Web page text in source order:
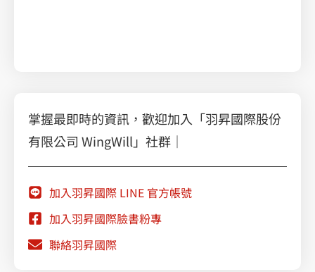
掌握最即時的資訊，歡迎加入「羽昇國際股份
有限公司 WingWill」社群｜
加入羽昇國際 LINE 官方帳號
加入羽昇國際臉書粉專
聯絡羽昇國際